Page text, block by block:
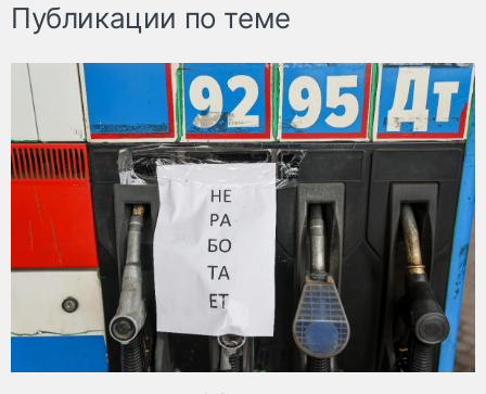
Публикации по теме